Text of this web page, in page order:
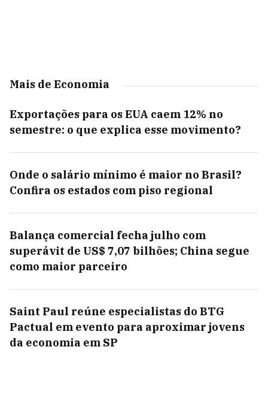
Mais de Economia
Exportações para os EUA caem 12% no
semestre: o que explica esse movimento?
Onde o salário mínimo é maior no Brasil?
Confira os estados com piso regional
Balança comercial fecha julho com
superávit de US$ 7,07 bilhões; China segue
como maior parceiro
Saint Paul reúne especialistas do BTG
Pactual em evento para aproximar jovens
da economia em SP